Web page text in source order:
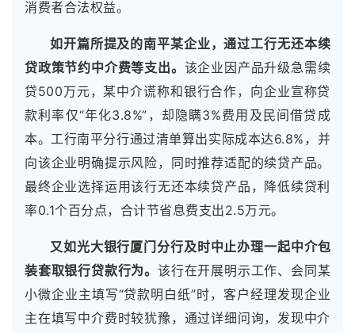
消费者合法权益。
如开篇所提及的南平某企业，通过工行无还本续
贷政策节约中介费等支出。 该企业因产品升级急需续
贷500万元，某中介谎称和银行合作，向企业宣称贷
款利率仅“年化3.8%”，却隐瞒3%费用及民间借贷成
本。工行南平分行通过清单算出实际成本达6.8%，并
向该企业明确提示风险，同时推荐适配的续贷产品。
最终企业选择运用该行无还本续贷产品，降低续贷利
率0.1个百分点，合计节省息费支出2.5万元。
又如光大银行厦门分行及时中止办理一起中介包
装套取银行贷款行为。 该行在开展明示工作、会同某
小微企业主填写“贷款明白纸”时，客户经理发现企业
主在填写中介费时较犹豫，通过详细问询，发现中介